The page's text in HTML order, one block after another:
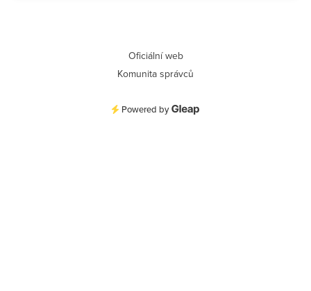
Oficiální web
Komunita správců
Powered by